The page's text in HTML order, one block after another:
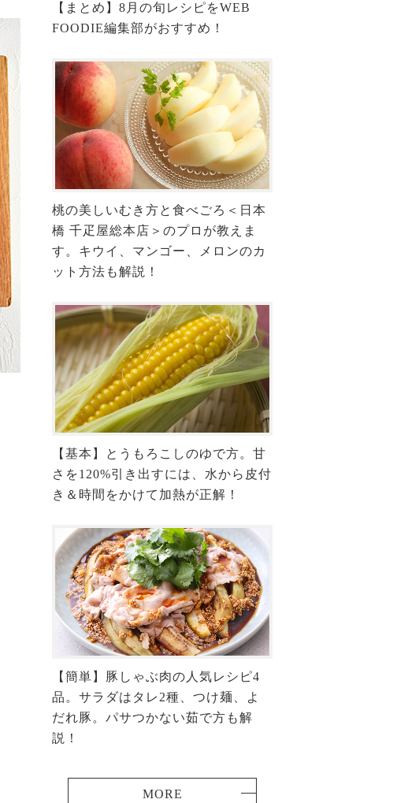
【まとめ】8月の旬レシピをWEB
FOODIE編集部がおすすめ！
桃の美しいむき方と食べごろ＜日本
橋 千疋屋総本店＞のプロが教えま
す。キウイ、マンゴー、メロンのカ
ット方法も解説！
【基本】とうもろこしのゆで方。甘
さを120%引き出すには、水から皮付
き＆時間をかけて加熱が正解！
【簡単】豚しゃぶ肉の人気レシピ4
品。サラダはタレ2種、つけ麺、よ
だれ豚。パサつかない茹で方も解
説！
MORE